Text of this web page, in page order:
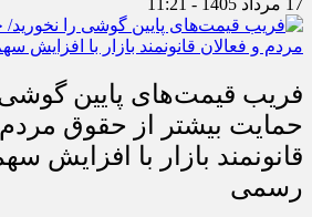
17 مرداد 1405 - 11:21
فریب قیمت‌های پایین گوشی
حمایت بیشتر از حقوق مردم
قانونمند بازار با افزایش
رسمی